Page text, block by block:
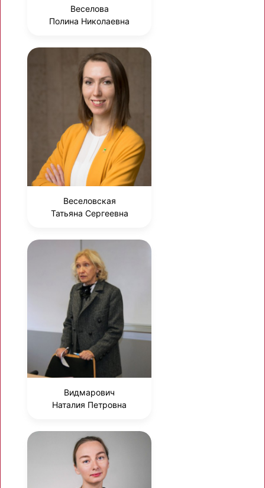
Веселова
Полина Николаевна
Веселовская
Татьяна Сергеевна
Видмарович
Наталия Петровна